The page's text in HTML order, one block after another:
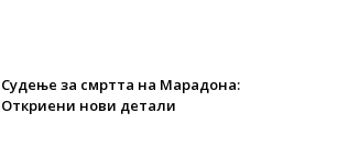
Судење за смртта на Марадона:
Откриени нови детали